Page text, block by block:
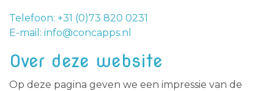
Telefoon: +31 (0)73 820 0231
E-mail: info@concapps.nl
Over deze website
Op deze pagina geven we een impressie van de